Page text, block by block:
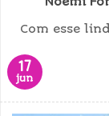
Com esse
17
jun